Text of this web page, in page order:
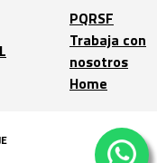
PQRSF
Trabaja con
nosotros
Home